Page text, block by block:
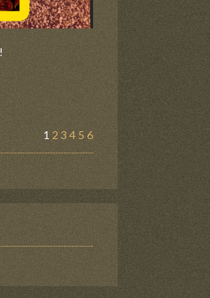
1 2 3 4 5 6